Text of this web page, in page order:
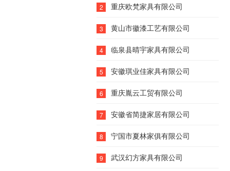
2 重庆欧梵家具有限公司
3 黄山市徽漆工艺有限公司
4 临泉县晴宇家具有限公司
5 安徽琪业佳家具有限公司
6 重庆胤云工贸有限公司
7 安徽省简捷家居有限公司
8 宁国市夏林家俱有限公司
9 武汉幻方家具有限公司